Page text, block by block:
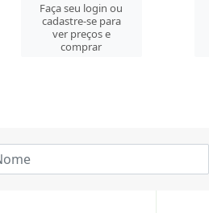
Faça seu login ou
cadastre-se para
ver preços e
comprar